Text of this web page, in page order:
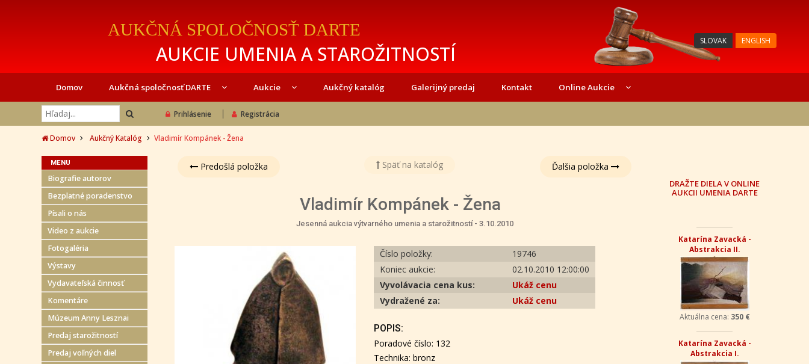
AUKČNÁ SPOLOČNOSŤ DARTE
AUKCIE UMENIA A STAROŽITNOSTÍ
SLOVAK ENGLISH
Domov Aukčná spoločnosť DARTE Aukcie Aukčný katalóg Galerijný predaj Kontakt Online Aukcie
Prihlásenie Registrácia
Domov Aukčný Katalóg Vladimír Kompánek - Žena
MENU
Biografie autorov
Bezplatné poradenstvo
Písali o nás
Video z aukcie
Fotogaléria
Výstavy
Vydavateľská činnosť
Komentáre
Múzeum Anny Lesznai
Predaj starožitností
Predaj voľných diel
Predošlá položka Späť na katalóg Ďalšia položka
Vladimír Kompánek - Žena
Jesenná aukcia výtvarného umenia a starožitností - 3.10.2010
Číslo položky:
19746
Koniec aukcie:
02.10.2010 12:00:00
Vyvolávacia cena kus:
Ukáž cenu
Vydražené za:
Ukáž cenu
POPIS:
Poradové číslo: 132
Technika: bronz
DRAŽTE DIELA V ONLINE
AUKCII UMENIA DARTE
Katarína Zavacká -
Abstrakcia II.
Aktuálna cena: 350 €
Katarína Zavacká -
Abstrakcia I.